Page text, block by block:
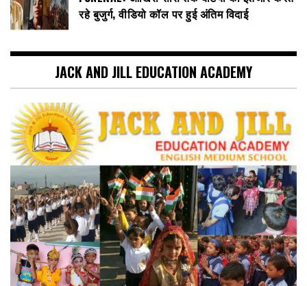
रहे बुजुर्ग, वीडियो कॉल पर हुई अंतिम विदाई
JACK AND JILL EDUCATION ACADEMY